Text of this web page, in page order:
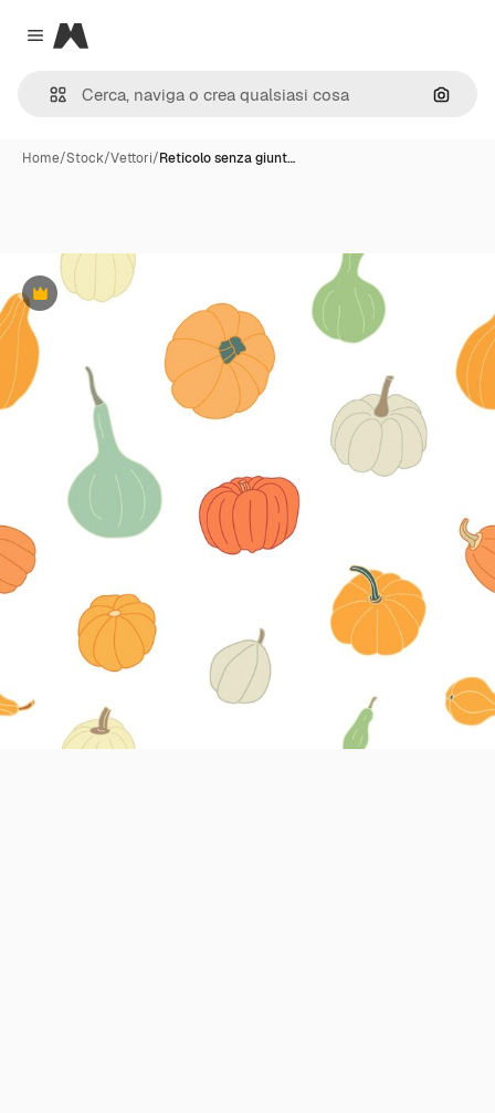
Close menu
Magnific
Cerca
Home/Stock/Vettori/Reticolo senza giunt…
Premium